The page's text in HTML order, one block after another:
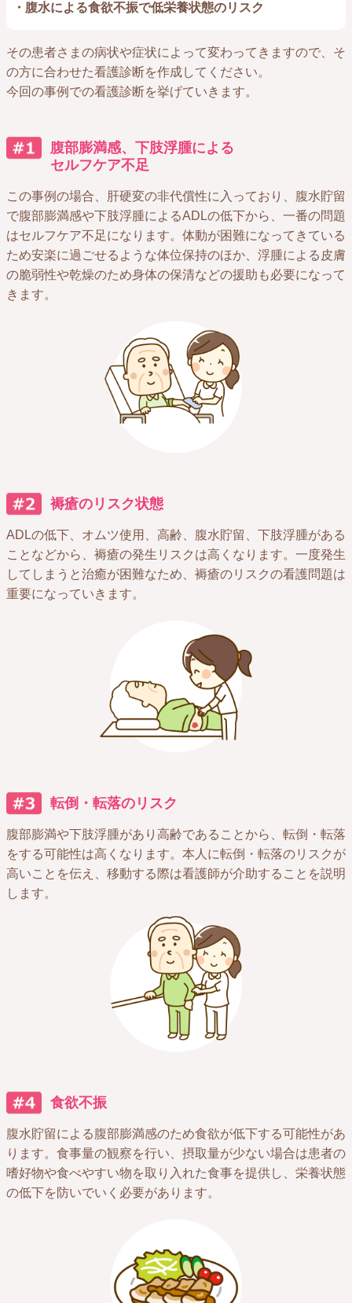
・腹水による食欲不振で低栄養状態のリスク
その患者さまの病状や症状によって変わってきますので、そ
の方に合わせた看護診断を作成してください。
今回の事例での看護診断を挙げていきます。
腹部膨満感、下肢浮腫による
セルフケア不足
この事例の場合、肝硬変の非代償性に入っており、腹水貯留
で腹部膨満感や下肢浮腫によるADLの低下から、一番の問題
はセルフケア不足になります。体動が困難になってきている
ため安楽に過ごせるような体位保持のほか、浮腫による皮膚
の脆弱性や乾燥のため身体の保清などの援助も必要になって
きます。
褥瘡のリスク状態​
ADLの低下、オムツ使用、高齢、腹水貯留、下肢浮腫がある
ことなどから、褥瘡の発生リスクは高くなります。一度発生
してしまうと治癒が困難なため、褥瘡のリスクの看護問題は
重要になっていきます。
転倒・転落のリスク
腹部膨満や下肢浮腫があり高齢であることから、転倒・転落
をする可能性は高くなります。本人に転倒・転落のリスクが
高いことを伝え、移動する際は看護師が介助することを説明
します。
食欲不振
腹水貯留による腹部膨満感のため食欲が低下する可能性があ
ります。食事量の観察を行い、摂取量が少ない場合は患者の
嗜好物や食べやすい物を取り入れた食事を提供し、栄養状態
の低下を防いでいく必要があります。